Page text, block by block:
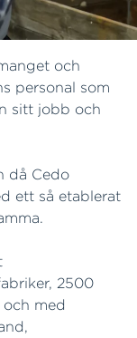
och
personal som
sitt jobb och
då Cedo
ett så etablerat
2500
med